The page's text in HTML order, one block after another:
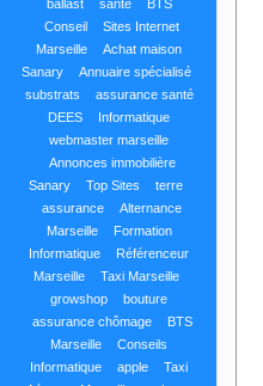
ballast
santé
BTS
Conseil
Sites Internet
Marseille
Achat maison
Sanary
Annuaire spécialisé
substrats
assurance santé
DEES
Informatique
webmaster marseille
Annonces immobilière
Sanary
Top Sites
terre
assurance
Alternance
Marseille
Formation
Informatique
Référenceur
Marseille
Taxi Marseille
growshop
bouture
assurance chômage
BTS
Marseille
Conseils
Informatique
apple
Taxi